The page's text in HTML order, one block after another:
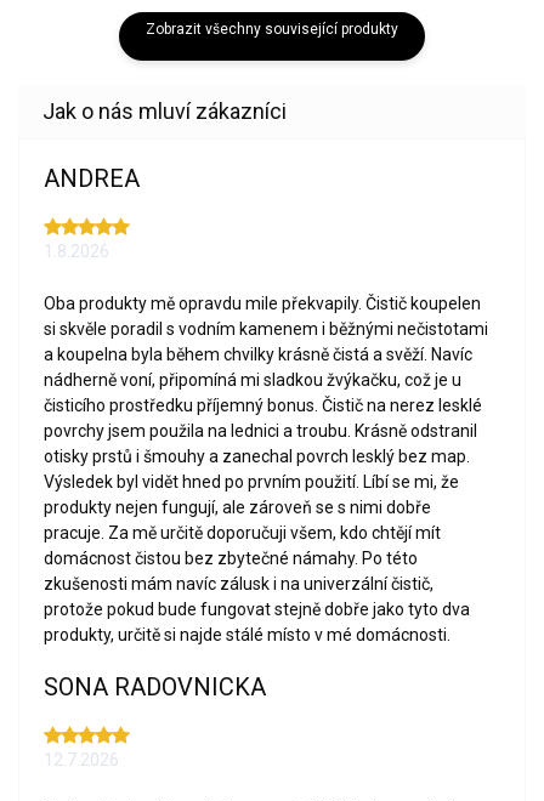
Zobrazit všechny související produkty
ANDREA
1.8.2026
Oba produkty mě opravdu mile překvapily. Čistič koupelen
si skvěle poradil s vodním kamenem i běžnými nečistotami
a koupelna byla během chvilky krásně čistá a svěží. Navíc
nádherně voní, připomíná mi sladkou žvýkačku, což je u
čisticího prostředku příjemný bonus. Čistič na nerez lesklé
povrchy jsem použila na lednici a troubu. Krásně odstranil
otisky prstů i šmouhy a zanechal povrch lesklý bez map.
Výsledek byl vidět hned po prvním použití. Líbí se mi, že
produkty nejen fungují, ale zároveň se s nimi dobře
pracuje. Za mě určitě doporučuji všem, kdo chtějí mít
domácnost čistou bez zbytečné námahy. Po této
zkušenosti mám navíc zálusk i na univerzální čistič,
protože pokud bude fungovat stejně dobře jako tyto dva
produkty, určitě si najde stálé místo v mé domácnosti.
SONA RADOVNICKA
12.7.2026